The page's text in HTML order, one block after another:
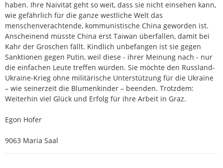
haben. Ihre Naivität geht so weit, dass sie nicht einsehen kann,
wie gefährlich für die ganze westliche Welt das
menschenverachtende, kommunistische China geworden ist.
Anscheinend müsste China erst Taiwan überfallen, damit bei
Kahr der Groschen fällt. Kindlich unbefangen ist sie gegen
Sanktionen gegen Putin, weil diese - ihrer Meinung nach - nur
die einfachen Leute treffen würden. Sie möchte den Russland-
Ukraine-Krieg ohne militärische Unterstützung für die Ukraine
– wie seinerzeit die Blumenkinder – beenden. Trotzdem:
Weiterhin viel Glück und Erfolg für ihre Arbeit in Graz.
Egon Hofer
9063 Maria Saal